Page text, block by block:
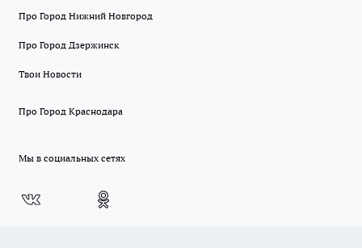
Про Город Нижний Новгород
Про Город Дзержинск
Твои Новости
Про Город Краснодара
Мы в социальных сетях